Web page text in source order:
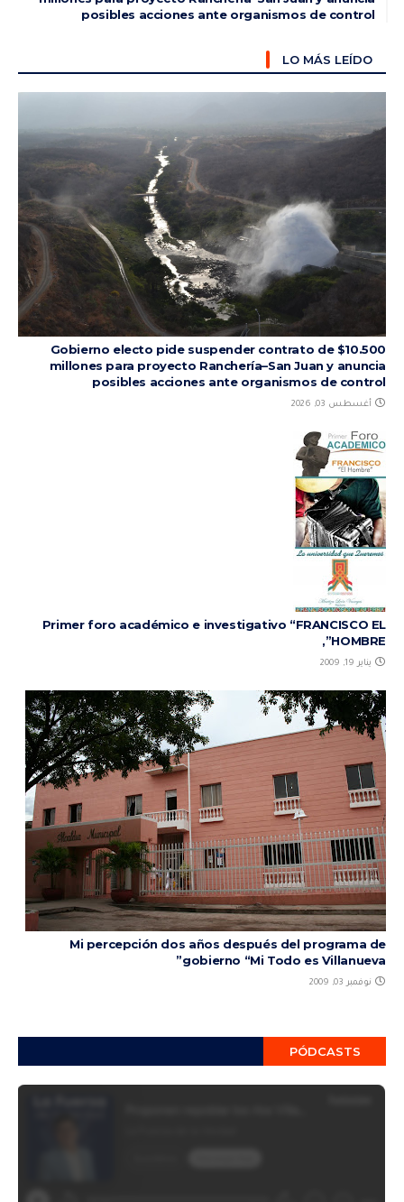
posibles acciones ante organismos de control
LO MÁS LEÍDO
Gobierno electo pide suspender contrato de $10.500
millones para proyecto Ranchería–San Juan y anuncia
posibles acciones ante organismos de control
أغسطس 03, 2026
Primer foro académico e investigativo “FRANCISCO EL
HOMBRE”,
يناير 19, 2009
Mi percepción dos años después del programa de
gobierno “Mi Todo es Villanueva”
نوفمبر 03, 2009
PÓDCASTS